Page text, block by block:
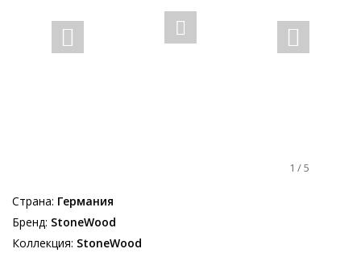
1 /5
Страна: Германия
Бренд: StoneWood
Коллекция: StoneWood